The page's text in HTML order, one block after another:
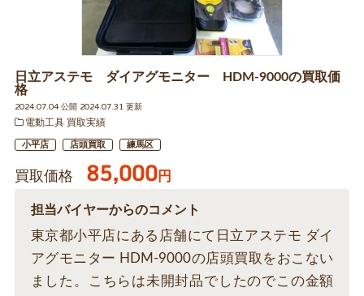
日立アステモ ダイアグモニター HDM-9000の買取価
格
2024.07.04 公開 2024.07.31 更新
電動工具 買取実績
小平店 店頭買取 練馬区
買取価格 85,000円
担当バイヤーからのコメント
東京都小平店にある店舗にて日立アステモ ダイ
アグモニター HDM-9000の店頭買取をおこない
ました。こちらは未開封品でしたのでこの金額